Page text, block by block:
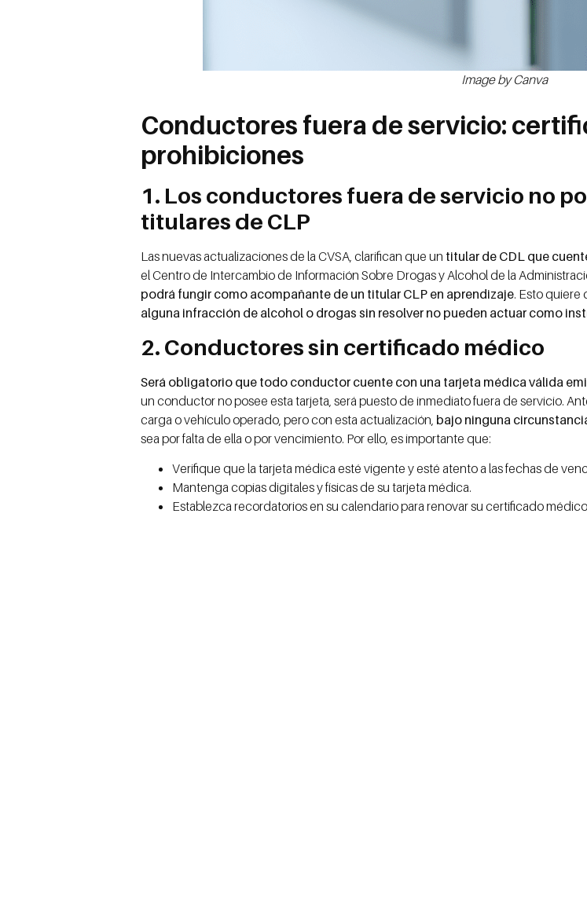
Image by Canva
Conductores fuera de servicio:
prohibiciones
1. Los conductores fuera de servicio no
titulares de CLP
Las nuevas actualizaciones de la CVSA, clarifican que un titular de CDL que
el Centro de Intercambio de Información Sobre Drogas y Alcohol de la
podrá fungir como acompañante de un titular CLP en aprendizaje. Esto quiere
alguna infracción de alcohol o drogas sin resolver no pueden actuar como
2. Conductores sin certificado médico
Será obligatorio que todo conductor cuente con una tarjeta médica válida
un conductor no posee esta tarjeta, será puesto de inmediato fuera de servicio.
carga o vehículo operado, pero con esta actualización, bajo ninguna
sea por falta de ella o por vencimiento. Por ello, es importante que:
Verifique que la tarjeta médica esté vigente y esté atento a las fechas de
Mantenga copias digitales y físicas de su tarjeta médica.
Establezca recordatorios en su calendario para renovar su certificado